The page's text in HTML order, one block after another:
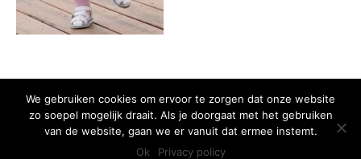
Copyright 2015 Huis van het Kind - Alle rechten voorbehouden -Privacy
Ontwikkeld door Best4u Group B.V.B.A
We gebruiken cookies om ervoor te zorgen dat onze website
zo soepel mogelijk draait. Als je doorgaat met het gebruiken
van de website, gaan we er vanuit dat ermee instemt.
Ok
Privacy policy